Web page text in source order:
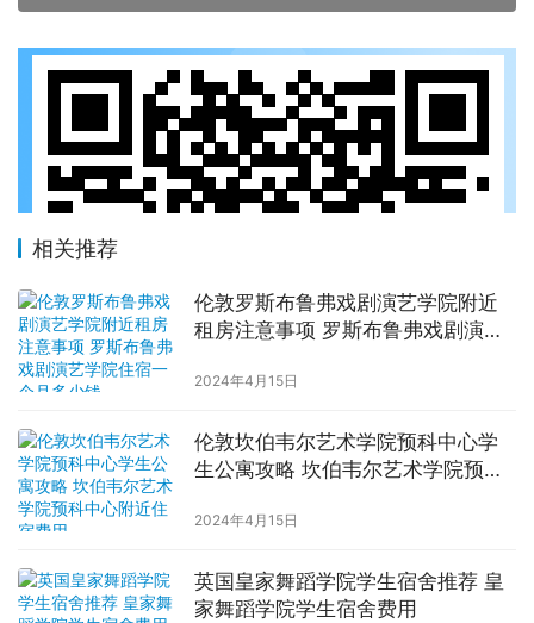
相关推荐
伦敦罗斯布鲁弗戏剧演艺学院附近
租房注意事项 罗斯布鲁弗戏剧演艺
2024年4月15日
伦敦坎伯韦尔艺术学院预科中心学
生公寓攻略 坎伯韦尔艺术学院预科
2024年4月15日
英国皇家舞蹈学院学生宿舍推荐 皇
家舞蹈学院学生宿舍费用